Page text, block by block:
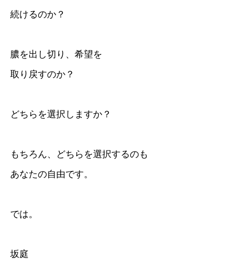
続けるのか？
膿を出し切り、希望を
取り戻すのか？
どちらを選択しますか？
もちろん、どちらを選択するのも
あなたの自由です。
では。
坂庭